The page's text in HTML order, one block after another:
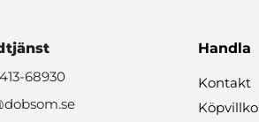
68930
Handla
Kontakt